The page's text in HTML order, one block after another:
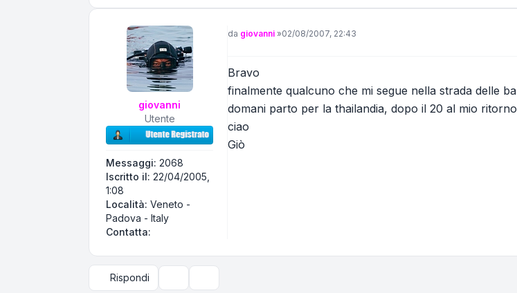
giovanni
Utente
Messaggi: 2068
Iscritto il: 22/04/2005,
1:08
Località: Veneto -
Padova - Italy
Contatta:
Messaggio
da giovanni »02/08/2007, 22:43
Bravo
finalmente qualcuno che mi segue nella strada delle
domani parto per la thailandia, dopo il 20 al mio
ciao
Giò
Rispondi